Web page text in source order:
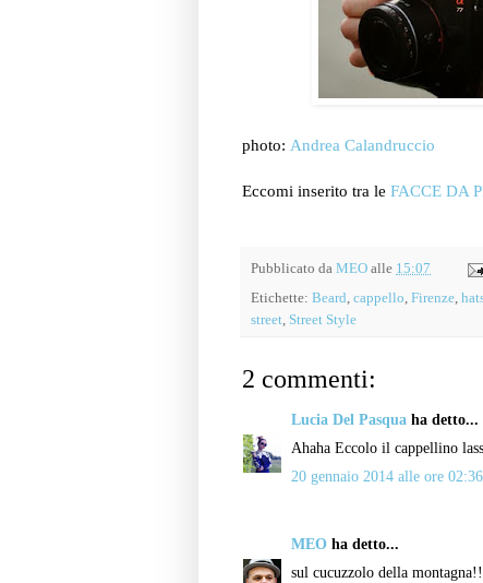
photo: Andrea Calandruccio
Eccomi inserito tra le FACCE DA
Pubblicato da MEO alle 15:07
Etichette: Beard, cappello, Firenze,
street, Street Style
2 commenti:
Lucia Del Pasqua ha detto...
Ahaha Eccolo il cappellino
20 gennaio 2014 alle ore 02:36
MEO ha detto...
sul cucuzzolo della